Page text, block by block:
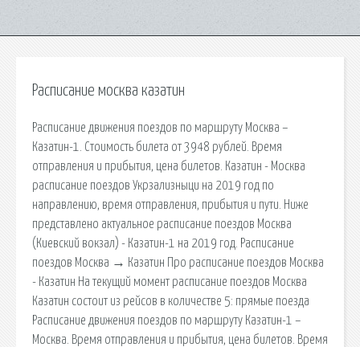
Расписание москва казатин
Расписание движения поездов по маршруту Москва –
Казатин-1. Стоимость билета от 3948 рублей. Время
отправления и прибытия, цена билетов. Казатин - Москва
расписание поездов Укрзализныци на 2019 год по
направлению, время отправления, прибытия и пути. Ниже
представлено актуальное расписание поездов Москва
(Киевский вокзал) - Казатин-1 на 2019 год. Расписание
поездов Москва → Казатин Про расписание поездов Москва
- Казатин На текущий момент расписание поездов Москва
Казатин состоит из рейсов в количестве 5: прямые поезда
Расписание движения поездов по маршруту Казатин-1 –
Москва. Время отправления и прибытия, цена билетов. Время